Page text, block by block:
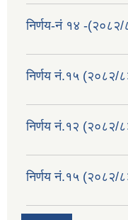
निर्णय-नं १४ -
निर्णय नं.१५
निर्णय नं.१२
निर्णय नं.१५